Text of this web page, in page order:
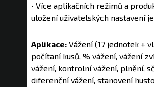
• Více aplikačních režimů a
uložení uživatelských nastavení
Aplikace: Vážení (17 jednotek +
počítaní kusů, % vážení, vážení
vážení, kontrolní vážení, plnění,
diferenční vážení, stanovení